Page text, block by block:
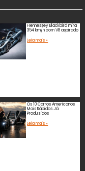
Hennessey Blackbird mira
354 km/h com V8 aspirado
Leia mais »
Os 10 Carros Americanos
Mais Rápidos Já
Produzidos
Leia mais »